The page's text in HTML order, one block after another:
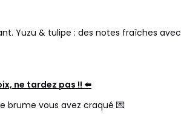
Yuzu & tulipe : des notes fraîches avec
ne tardez pas !! ⬅️
brume vous avez craqué 💌